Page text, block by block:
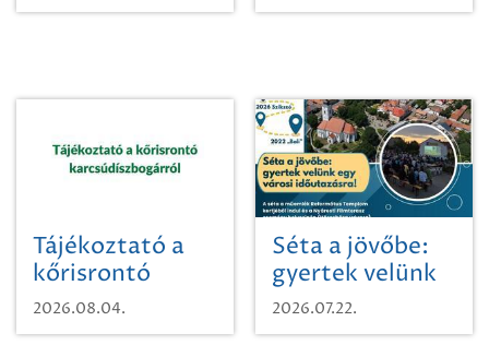
Tájékoztató a
kőrisrontó
karcsúdíszbogárról
2026.08.04.
Séta a jövőbe:
gyertek velünk
egy városi
időutazásra!
2026.07.22.